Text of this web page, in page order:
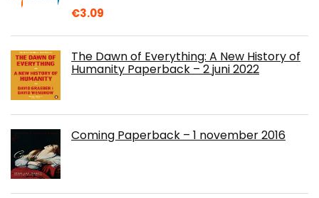
€3.09
The Dawn of Everything: A New History of
Humanity Paperback – 2 juni 2022
Coming Paperback – 1 november 2016